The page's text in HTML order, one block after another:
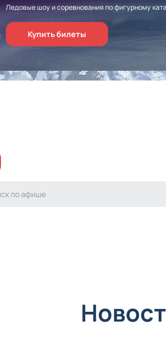
Ледовые шоу и соревнования по фигурному
Купить билеты